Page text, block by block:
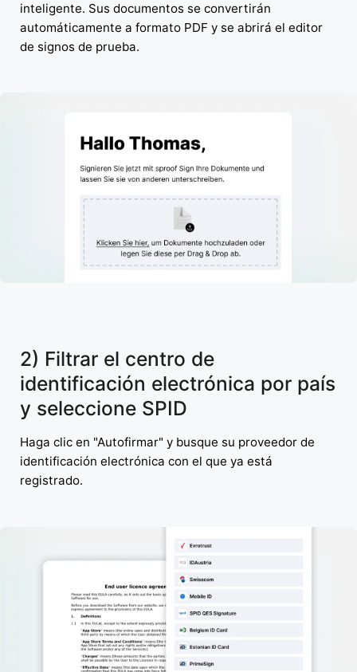
inteligente. Sus documentos se convertirán
automáticamente a formato PDF y se abrirá el editor
de signos de prueba.
2) Filtrar el centro de
identificación electrónica por país
y seleccione SPID
Haga clic en "Autofirmar" y busque su proveedor de
identificación electrónica con el que ya está
registrado.